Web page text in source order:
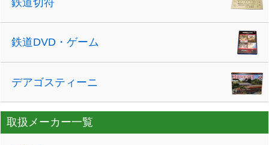
鉄道切符
鉄道DVD・ゲーム
デアゴスティーニ
取扱メーカー一覧